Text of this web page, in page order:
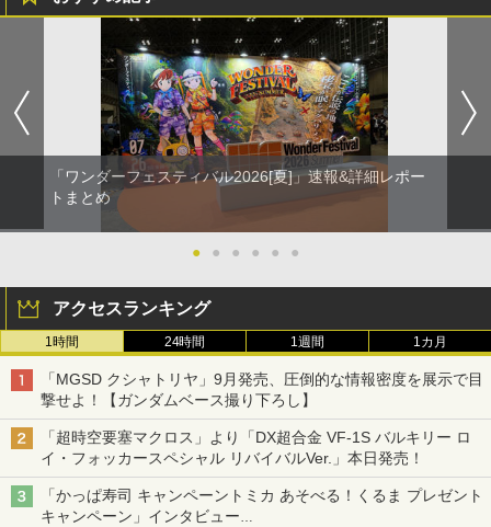
「ワンダーフェスティバル2026[夏]」速報&詳細レポー
トまとめ
● ● ● ● ● ●
アクセスランキング
1時間 24時間 1週間 1カ月
「MGSD クシャトリヤ」9月発売、圧倒的な情報密度を展示で目
撃せよ！【ガンダムベース撮り下ろし】
「超時空要塞マクロス」より「DX超合金 VF-1S バルキリー ロ
イ・フォッカースペシャル リバイバルVer.」本日発売！
「かっぱ寿司 キャンペーントミカ あそべる！くるま プレゼント
キャンペーン」インタビュー